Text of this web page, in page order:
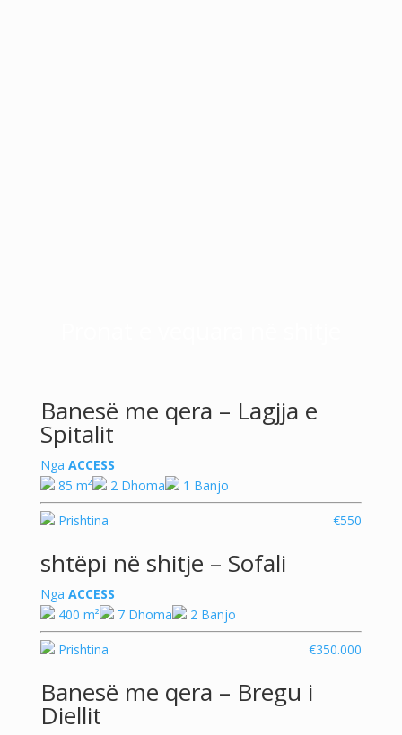
Banesë me qera – Lagjja e
Spitalit
Nga ACCESS
85 m²
2 Dhoma 1 Banjo
Prishtina €550
shtëpi në shitje – Sofali
Nga ACCESS
400 m²
7 Dhoma 2 Banjo
Prishtina €350.000
Banesë me qera – Bregu i
Diellit